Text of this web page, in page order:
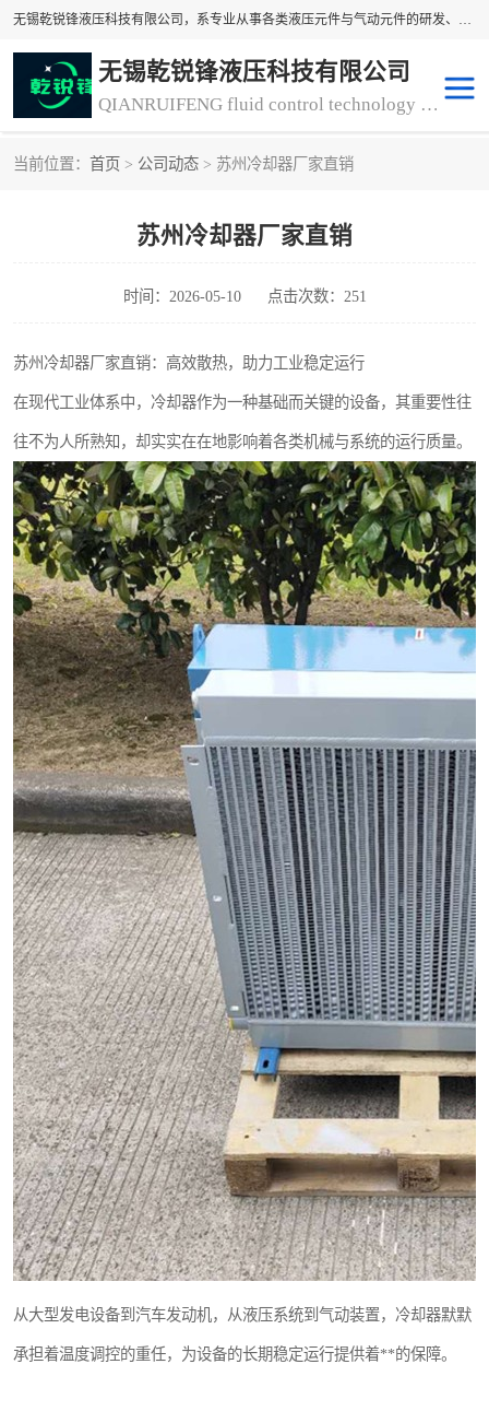
无锡乾锐锋液压科技有限公司，系专业从事各类液压元件与气动元件的研发、生产和销售业务为一体的生产型齿轮泵厂家、液压齿轮泵厂家。主要生产销售风冷式冷却器、液压油风冷却器，冷却器厂家直销、齿轮泵型号、齿轮泵厂家排名详情可来电咨询！
无锡乾锐锋液压科技有限公司
QIANRUIFENG fluid control technology co. LTD
当前位置： 首页 > 公司动态 > 苏州冷却器厂家直销
苏州冷却器厂家直销
时间：2026-05-10 点击次数：251
苏州冷却器厂家直销：高效散热，助力工业稳定运行
在现代工业体系中，冷却器作为一种基础而关键的设备，其重要性往
往不为人所熟知，却实实在在地影响着各类机械与系统的运行质量。
从大型发电设备到汽车发动机，从液压系统到气动装置，冷却器默默
承担着温度调控的重任，为设备的长期稳定运行提供着**的保障。
冷却器厂家直销 过滤器
离合器、制动器 气动元器件
齿轮泵厂家